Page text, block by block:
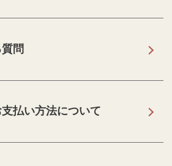
問
払い方法について